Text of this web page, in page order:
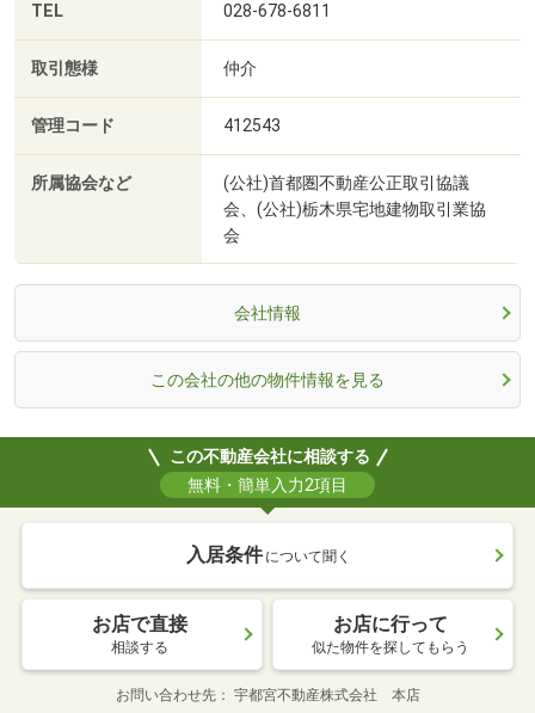
TEL 028-678-6811
取引態様 仲介
管理コード 412543
所属協会など
(公社)首都圏不動産公正取引協議
会、(公社)栃木県宅地建物取引業協
会
会社情報
この会社の他の物件情報を見る
この不動産会社に相談する
無料・簡単入力2項目
入居条件 について聞く
お店で直接
相談する
お店に行って
似た物件を探してもらう
お問い合わせ先 宇都宮不動産株式会社 本店